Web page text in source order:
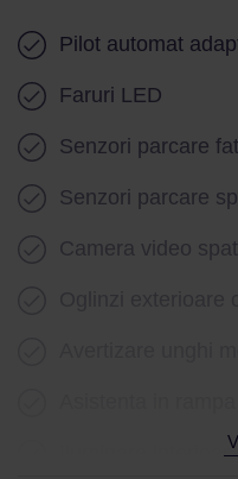
Cotiera (fata)
Volan piele
Volan cu comenzi
Volan reglabil
Volan
Pilot automat
Faruri LED
Senzori parcare
Senzori parcare
Camera video
Iluminare